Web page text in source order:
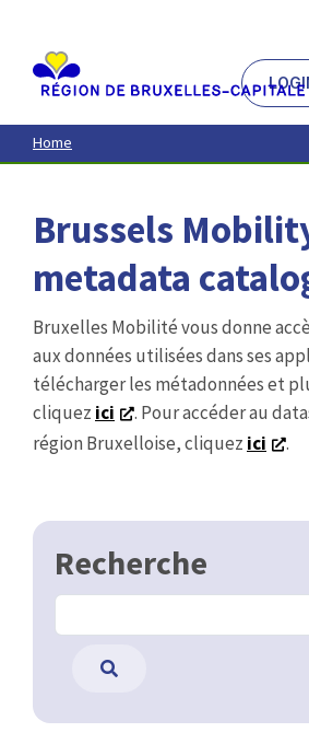
contenu
principal
Home
Brussels
metadata
Bruxelles Mobilité vous donne
aux données utilisées dans ses
télécharger les métadonnées et
cliquez ici
. Pour accéder au
région Bruxelloise, cliquez ici .
Recherche